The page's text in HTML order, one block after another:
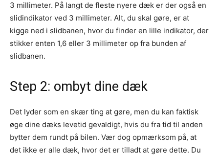
3 millimeter. På langt de fleste nyere dæk er der også en
slidindikator ved 3 millimeter. Alt, du skal gøre, er at
kigge ned i slidbanen, hvor du finder en lille indikator, der
stikker enten 1,6 eller 3 millimeter op fra bunden af
slidbanen.
Step 2: ombyt dine dæk
Det lyder som en skær ting at gøre, men du kan faktisk
øge dine dæks levetid gevaldigt, hvis du fra tid til anden
bytter dem rundt på bilen. Vær dog opmærksom på, at
det ikke er alle dæk, hvor det er tilladt at gøre dette. Du